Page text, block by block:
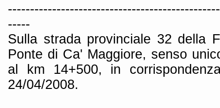
-----
Sulla strada provinciale 32 della
Ponte di Ca' Maggiore, senso
al km 14+500, in
24/04/2008.